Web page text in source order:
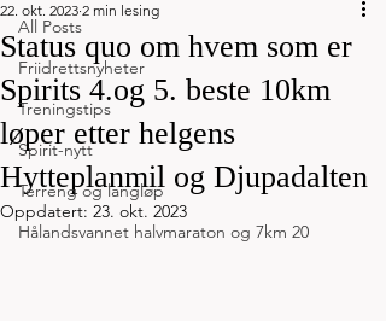
All Posts
Friidrettsnyheter
Treningstips
Spirit-nytt
Terreng og langløp
Hålandsvannet halvmaraton og 7km 20
Status quo om hvem som er
Spirits 4.og 5. beste 10km
løper etter helgens
Hytteplanmil og Djupadalten
22. okt. 2023 2 min lesing
Oppdatert: 23. okt. 2023